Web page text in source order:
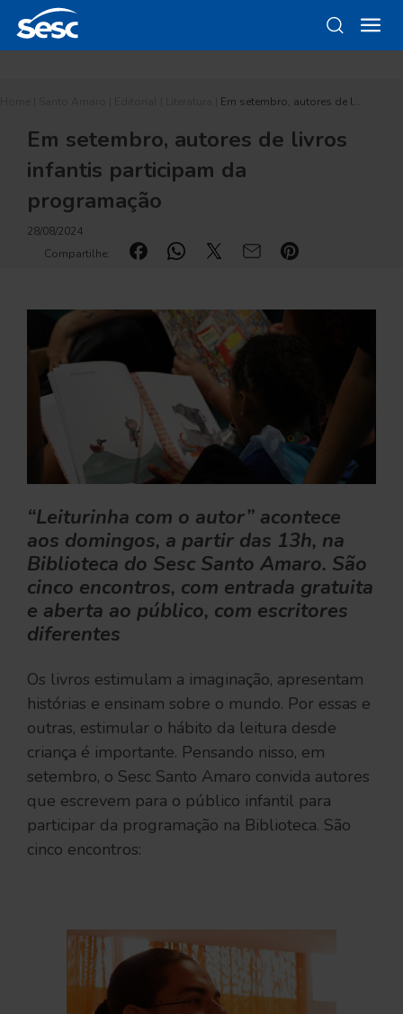
Em setembro, autores de l…
Em setembro, autores de livros
infantis participam da
programação
28/08/2024
Compartilhe:
“Leiturinha com o autor” acontece
aos domingos, a partir das 13h, na
Biblioteca do Sesc Santo Amaro. São
cinco encontros, com entrada gratuita
e aberta ao público, com escritores
diferentes
Os livros estimulam a imaginação, apresentam
histórias e ensinam sobre o mundo. Por essas e
outras, estimular o hábito da leitura desde
criança é importante. Pensando nisso, em
setembro, o Sesc Santo Amaro convida autores
que escrevem para o público infantil para
participar da programação na Biblioteca. São
cinco encontros: